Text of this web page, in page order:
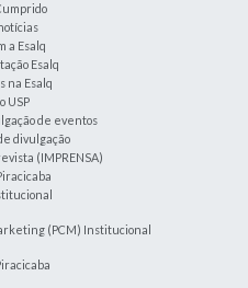
a Esalq
Esalq
na Esalq
USP
de eventos
divulgação
(IMPRENSA)
(PCM) Institucional